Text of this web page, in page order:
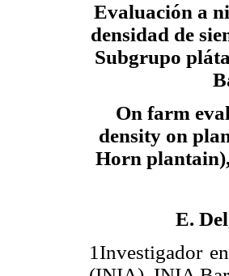
Evaluación a
densidad de
Subgrupo
On farm
density on
Horn
E.
1 Investigador